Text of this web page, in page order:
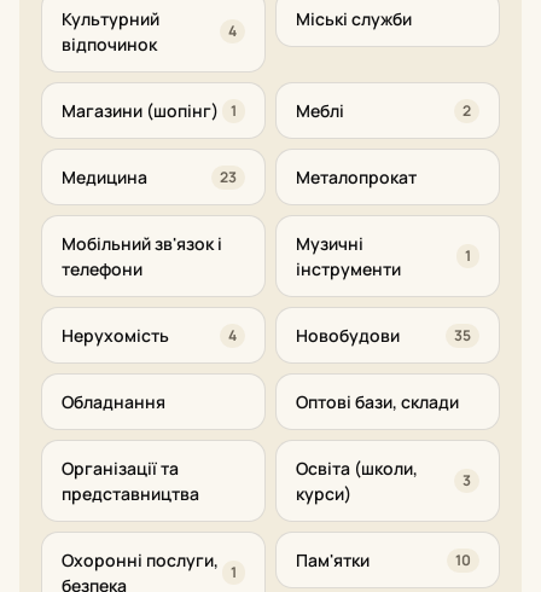
Культурний
відпочинок
4
Міські служби
Магазини (шопінг) 1 Меблі 2
Медицина 23 Металопрокат
Мобільний зв'язок і
телефони
Музичні
інструменти
1
Нерухомість 4 Новобудови 35
Обладнання Оптові бази, склади
Організації та
представництва
Освіта (школи,
курси)
3
Охоронні послуги,
безпека
1
Пам'ятки 10